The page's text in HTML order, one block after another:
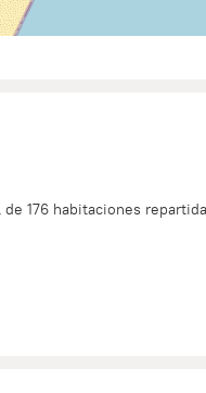
176 habitaciones